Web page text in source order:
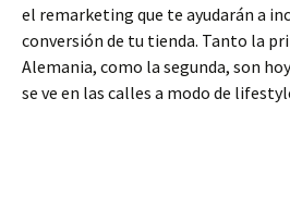
el remarketing que te ayudarán a
conversión de tu tienda. Tanto la
Alemania, como la segunda, son
se ve en las calles a modo de